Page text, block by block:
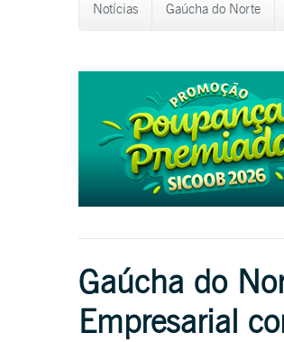
Notícias Gaúcha do Norte
Gaúcha do
Empresarial